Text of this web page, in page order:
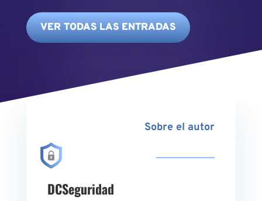
VER TODAS LAS ENTRADAS
Sobre el autor
DCSeguridad